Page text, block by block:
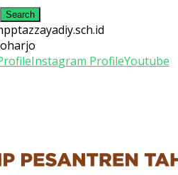
Search
Instagram ProfileYoutube